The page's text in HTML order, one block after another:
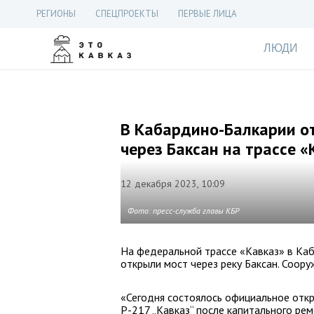
РЕГИОНЫ СПЕЦПРОЕКТЫ ПЕРВЫЕ ЛИЦА
ЛЮДИ
В Кабардино-Балкарии
через Баксан на трассе
12 декабря 2023, 10:09
Фото: пресс-служба главы КБР
На федеральной трассе «Кавказ» в
открыли мост через реку Баксан.
«Сегодня состоялось официальное
Р-217 „Кавказ“ после капитального